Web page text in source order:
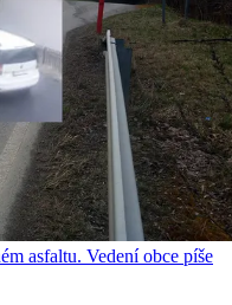
asfaltu. Vedení obce píše